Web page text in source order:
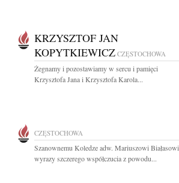
KRZYSZTOF JAN
KOPYTKIEWICZ CZĘSTOCHOWA
Żegnamy i pozostawiamy w sercu i pamięci
Krzysztofa Jana i Krzysztofa Karola...
CZĘSTOCHOWA
Szanownemu Koledze adw. Mariuszowi Białasowi
wyrazy szczerego współczucia z powodu...